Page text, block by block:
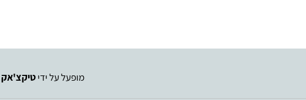
מופעל על ידיטיקצ'אק